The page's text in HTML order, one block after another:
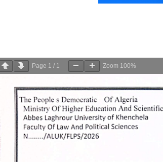
Page 1 / 1 Zoom 100%